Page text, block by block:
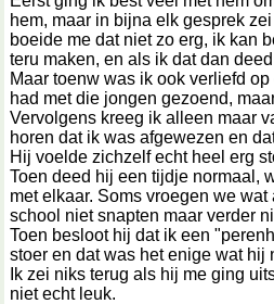
hem, maar in bijna elk gesprek
boeide me dat niet zo erg, ik kan
teru maken, en als ik dat dan
Maar toenw was ik ook verliefd
had met die jongen gezoend,
Vervolgens kreeg ik alleen maar
horen dat ik was afgewezen en
Hij voelde zichzelf echt heel erg
Toen deed hij een tijdje normaal,
met elkaar. Soms vroegen we
school niet snapten maar verder
Toen besloot hij dat ik een
stoer en dat was het enige wat hij
Ik zei niks terug als hij me ging
niet echt leuk.